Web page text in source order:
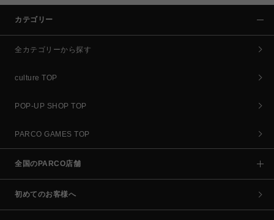
カテゴリー
全カテゴリーから探す
culture TOP
POP-UP SHOP TOP
PARCO GAMES TOP
全国のPARCO店舗
初めてのお客様へ